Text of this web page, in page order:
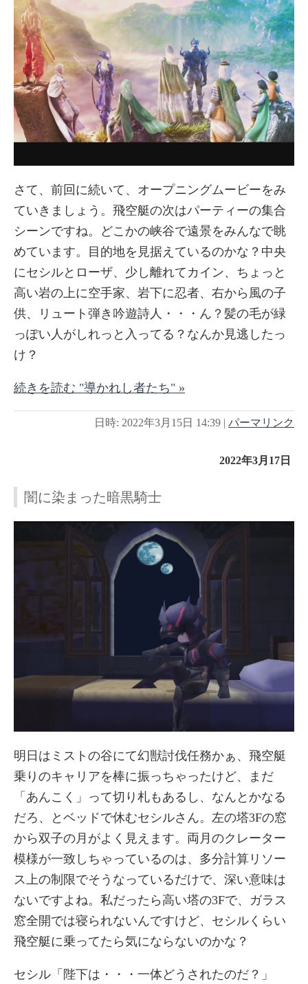
さて、前回に続いて、オープニングムービーをみ
ていきましょう。飛空艇の次はパーティーの集合
シーンですね。どこかの峡谷で遠景をみんなで眺
めています。目的地を見据えているのかな？中央
にセシルとローザ、少し離れてカイン、ちょっと
高い岩の上に空手家、岩下に忍者、右から風の子
供、リュート弾き吟遊詩人・・・ん？髪の毛が緑
っぽい人がしれっと入ってる？なんか見逃したっ
け？
続きを読む "導かれし者たち" »
日時: 2022年3月15日 14:39 | パーマリンク
2022年3月17日
闇に染まった暗黒騎士
明日はミストの谷にて幻獣討伐任務かぁ、飛空艇
乗りのキャリアを棒に振っちゃったけど、まだ
「あんこく」って切り札もあるし、なんとかなる
だろ、とベッドで休むセシルさん。左の塔3Fの窓
から双子の月がよく見えます。両月のクレーター
模様が一致しちゃっているのは、多分計算リソー
ス上の制限でそうなっているだけで、深い意味は
ないですよね。私だったら高い塔の3Fで、ガラス
窓全開では寝られないんですけど、セシルくらい
飛空艇に乗ってたら気にならないのかな？
セシル「陛下は・・・一体どうされたのだ？」